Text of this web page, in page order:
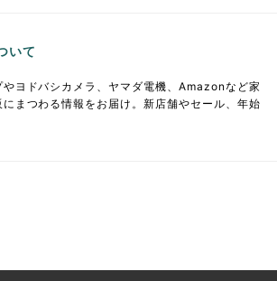
いて
やヨドバシカメラ、ヤマダ電機、Amazonなど家
まつわる情報をお届け。新店舗やセール、年始